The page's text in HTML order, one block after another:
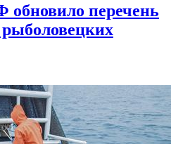
обновило перечень